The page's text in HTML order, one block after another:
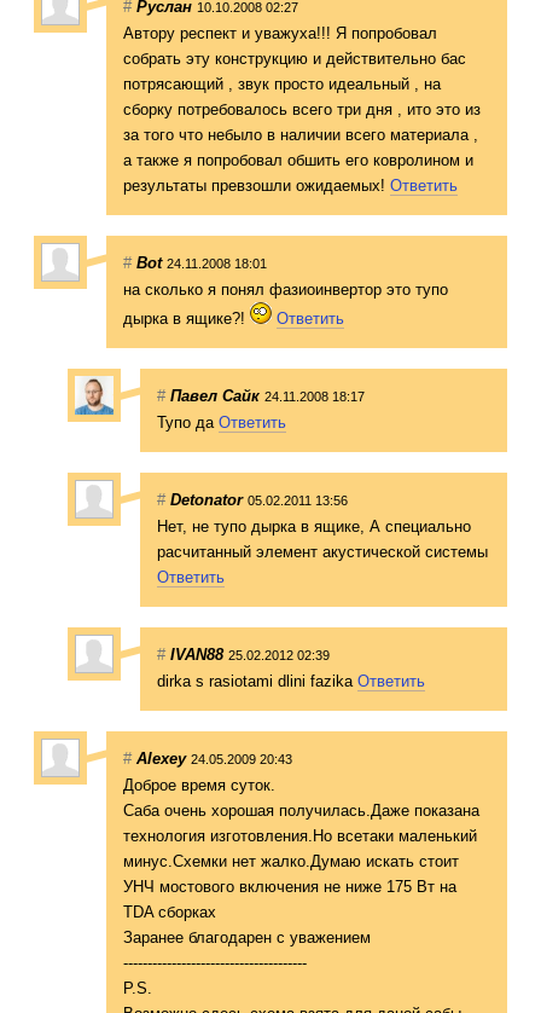
# Руслан 10.10.2008 02:27
Автору респект и уважуха!!! Я попробовал
собрать эту конструкцию и действительно бас
потрясающий , звук просто идеальный , на
сборку потребовалось всего три дня , ито это из
за того что небыло в наличии всего материала ,
а также я попробовал обшить его ковролином и
результаты превзошли ожидаемых! Ответить
# Bot 24.11.2008 18:01
на сколько я понял фазиоинвертор это тупо
дырка в ящике?!
Ответить
# Павел Сайк 24.11.2008 18:17
Тупо да Ответить
# Detonator 05.02.2011 13:56
Нет, не тупо дырка в ящике, А специально
расчитанный элемент акустической системы
Ответить
# IVAN88 25.02.2012 02:39
dirka s rasiotami dlini fazika Ответить
# Alexey 24.05.2009 20:43
Доброе время суток.
Саба очень хорошая получилась.Даже показана
технология изготовления.Но всетаки маленький
минус.Схемки нет жалко.Думаю искать стоит
УНЧ мостового включения не ниже 175 Вт на
TDA сборках
Заранее благодарен с уважением
--------------------------------------
P.S.